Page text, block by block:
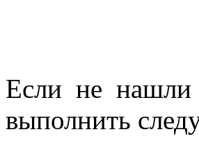
Если не нашли
выполнить